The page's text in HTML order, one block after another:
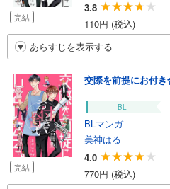
完結
3.8
110円 (税込)
あらすじを表示する
完結
交際を前提にお付き
BL
BLマンガ
美神はる
4.0
770円 (税込)